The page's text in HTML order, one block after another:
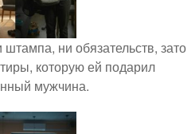
ни обязательств, зато
которую ей подарил
мужчина.